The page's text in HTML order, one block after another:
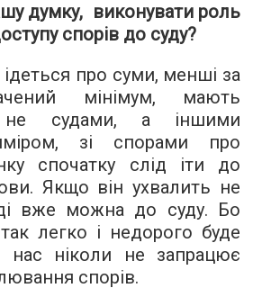
думку, виконувати роль
спорів до суду?
про суми, менші за
мінімум, мають
не судами, а іншими
зі спорами про
спочатку слід іти до
Якщо він ухвалить не
вже можна до суду. Бо
легко і недорого буде
нас ніколи не запрацює
спорів.